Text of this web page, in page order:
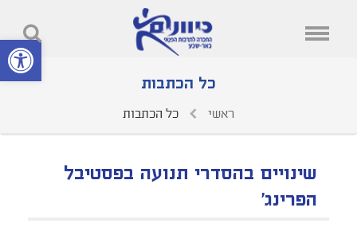
פתח סרגל
כל הכתבות
ראשי כל הכתבות
שינויים בהסדרי תנועה בפסטיבל
הפרינג'